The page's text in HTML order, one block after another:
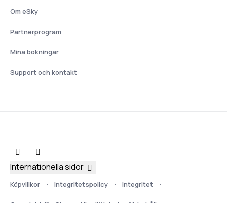
Om eSky
Partnerprogram
Mina bokningar
Support och kontakt
Köpvillkor Integritetspolicy Integritet
Internationella sidor